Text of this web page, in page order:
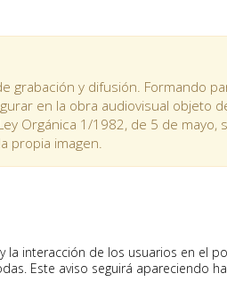
interacción de los usuarios en el
Este aviso seguirá apareciendo
grabación y difusión. Formando
en la obra audiovisual objeto
Orgánica 1/1982, de 5 de mayo,
propia imagen.